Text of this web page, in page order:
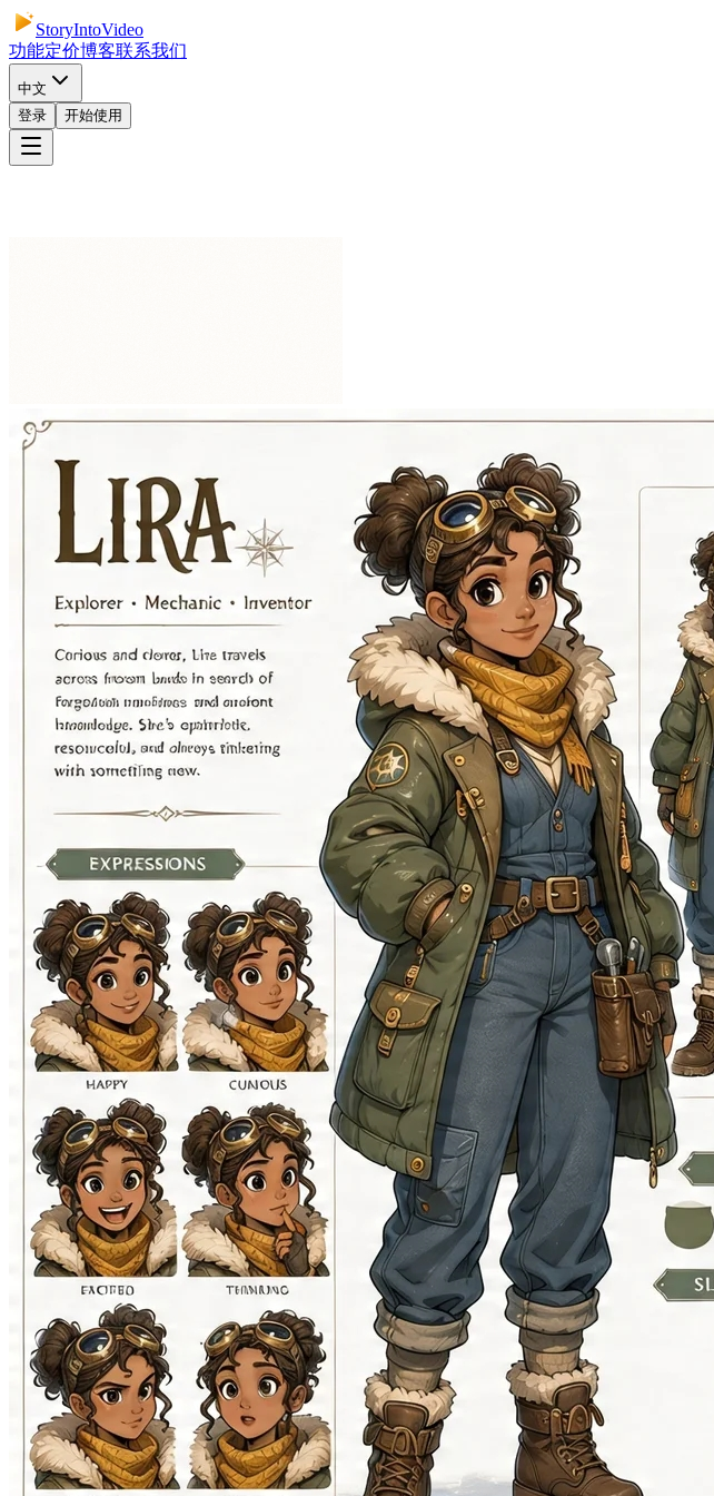
StoryIntoVideo
功能定价博客联系我们
中文
登录
开始使用